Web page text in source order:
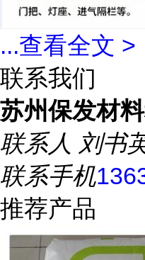
...查看全文 >
联系我们
苏州保发材
联系人 刘书
联系手机
推荐产品